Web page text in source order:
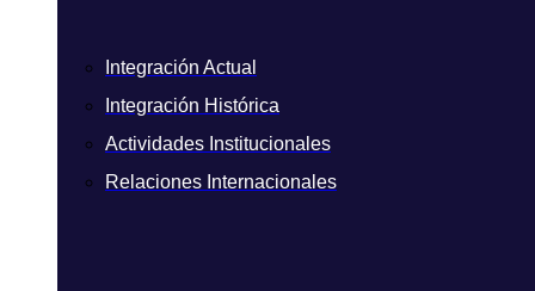
Integración Actual
Integración Histórica
Actividades Institucionales
Relaciones Internacionales